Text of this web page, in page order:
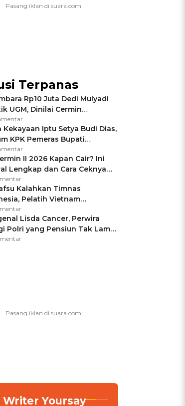
Terpanas
Rp10 Juta Dedi Mulyadi
UGM, Dinilai Cermin
Negara Jamin Keamanan
Kekayaan Iptu Setya Budi Dias,
KPK Pemeras Bupati
II 2026 Kapan Cair? Ini
Lengkap dan Cara Ceknya
Tidak Hangus!
Kalahkan Timnas
Pelatih Vietnam
Pakai Jimat di Pakansari
Lisda Cancer, Perwira
Polri yang Pensiun Tak Lama
Brigjen
Writer Yoursay